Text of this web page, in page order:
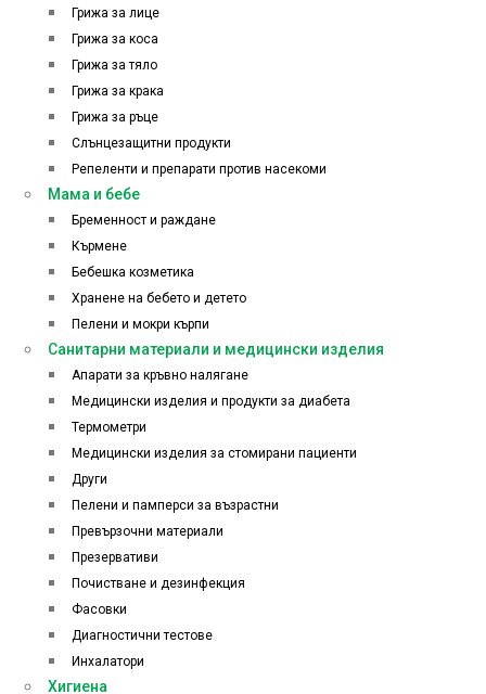
Грижа за лице
Грижа за коса
Грижа за тяло
Грижа за крака
Грижа за ръце
Слънцезащитни продукти
Репеленти и препарати против насекоми
Мама и бебе
Бременност и раждане
Кърмене
Бебешка козметика
Хранене на бебето и детето
Пелени и мокри кърпи
Санитарни материали и медицински изделия
Апарати за кръвно налягане
Медицински изделия и продукти за диабета
Термометри
Медицински изделия за стомирани пациенти
Други
Пелени и памперси за възрастни
Превързочни материали
Презервативи
Почистване и дезинфекция
Фасовки
Диагностични тестове
Инхалатори
Хигиена